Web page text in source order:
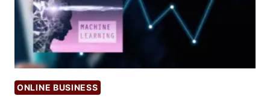
ढ
व
ण्या
सा
ठी
B
ठी
२
०
+
S
T
ONLINE BUSINESS